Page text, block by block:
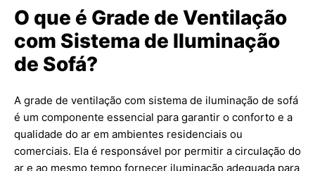
O que é Grade de Ventilação
com Sistema de Iluminação
de Sofá?
A grade de ventilação com sistema de iluminação de sofá
é um componente essencial para garantir o conforto e a
qualidade do ar em ambientes residenciais ou
comerciais. Ela é responsável por permitir a circulação do
ar e ao mesmo tempo fornecer iluminação adequada para